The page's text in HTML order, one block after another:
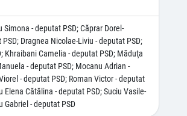
- deputat PSD; Căprar Dorel-
Dragnea Nicolae-Liviu - deputat PSD;
Khraibani Camelia - deputat PSD; Măduţa
- deputat PSD; Mocanu Adrian -
- deputat PSD; Roman Victor - deputat
Cătălina - deputat PSD; Suciu Vasile-
Gabriel - deputat PSD